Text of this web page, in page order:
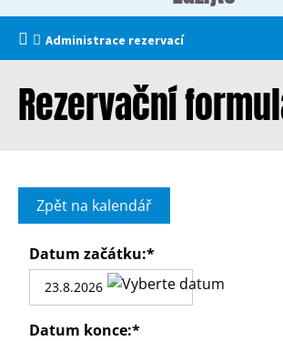
Administrace rezervací
Rezervační
Zpět na kalendář
Datum začátku:*
Datum konce:*